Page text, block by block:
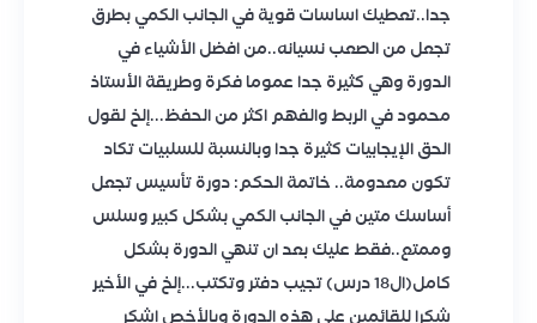
جدا..تعطيك اساسات قوية في الجانب الكمي بطرق
تجعل من الصعب نسيانه..من افضل الأشياء في
الدورة وهي كثيرة جدا عموما فكرة وطريقة الأستاذ
محمود في الربط والفهم اكثر من الحفظ...إلخ لقول
الحق الإيجابيات كثيرة جدا وبالنسبة للسلبيات تكاد
تكون معدومة.. خاتمة الحكم: دورة تأسيس تجعل
أساسك متين في الجانب الكمي بشكل كبير وسلس
وممتع..فقط عليك بعد ان تنهي الدورة بشكل
كامل(ال18 درس) تجيب دفتر وتكتب...إلخ في الأخير
شكرا للقائمين على هذه الدورة وبالأخص اشكر